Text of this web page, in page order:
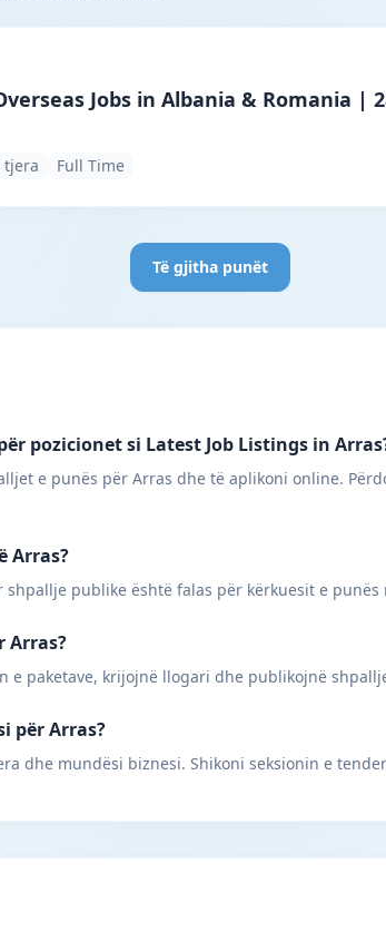
Bajram Curri · #6793 —
Jobs in Albania & Romania |
tjera Full Time
Të gjitha punët
pozicionet si Latest Job Listings in
e punës për Arras dhe të aplikoni online.
Arras?
publike është falas për kërkuesit e punës
Arras?
e paketave, krijojnë llogari dhe publikojnë
për Arras?
dhe mundësi biznesi. Shikoni seksionin e